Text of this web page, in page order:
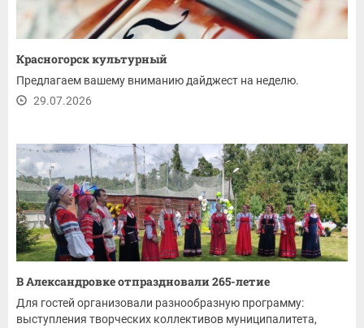
Красногорск культурный
Предлагаем вашему вниманию дайджест на неделю.
29.07.2026
В Александровке отпраздновали 265-летие
Для гостей организовали разнообразную программу:
выступления творческих коллективов муниципалитета,